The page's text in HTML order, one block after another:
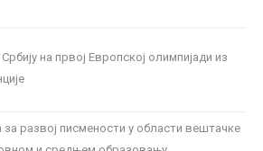
на првој Европској олимпијади из
за развој писмености у области вештачке